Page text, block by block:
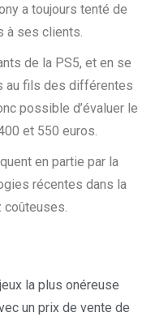
a toujours tenté de
à ses clients.
de la PS5, et en se
au fils des différentes
possible d’évaluer le
et 550 euros.
en partie par la
récentes dans la
coûteuses.
la plus onéreuse
un prix de vente de